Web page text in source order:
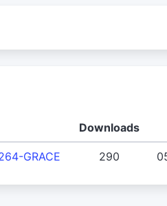
Downloads
GRACE 290